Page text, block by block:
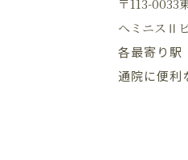
〒113-0033
へミニスⅡ
各最寄り駅
通院に便利